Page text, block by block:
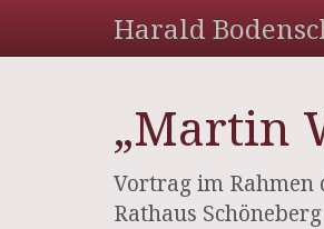
Harald
„Martin
Vortrag im Rahmen
Rathaus